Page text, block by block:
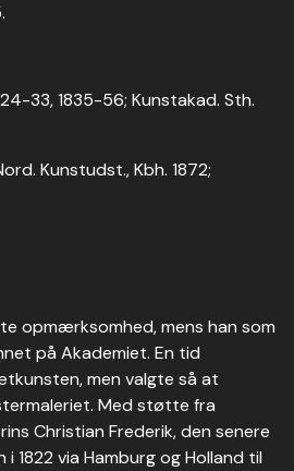
33, 1835-56; Kunstakad. Sth.
Kunstudst., Kbh. 1872;
opmærksomhed, mens han som
på Akademiet. En tid
men valgte så at
Med støtte fra
Christian Frederik, den senere
i 1822 via Hamburg og Holland til